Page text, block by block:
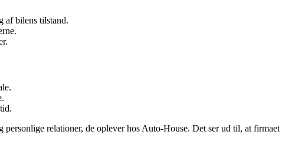
af bilens tilstand.
relationer, de oplever hos Auto-House. Det ser ud til, at firmaet